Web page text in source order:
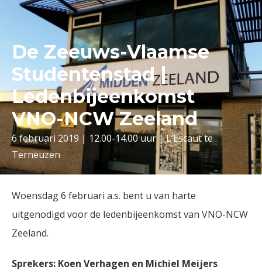
De Zeeuws-Vlaamse
Studentenstad |
Ledenbijeenkomst
VNO-NCW Zeeland
6 februari 2019 | 12.00-14.00 uur | L’Escaut te
Terneuzen
Woensdag 6 februari a.s. bent u van harte
uitgenodigd voor de ledenbijeenkomst van VNO-NCW
Zeeland.
Sprekers: Koen Verhagen en Michiel Meijers